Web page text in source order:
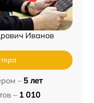
Иванов
– 5 лет
– 1 010